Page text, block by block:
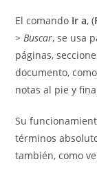
El comando Ir a, (
> Buscar, se usa
páginas,
documento,
notas al pie y
Su
términos
también, como